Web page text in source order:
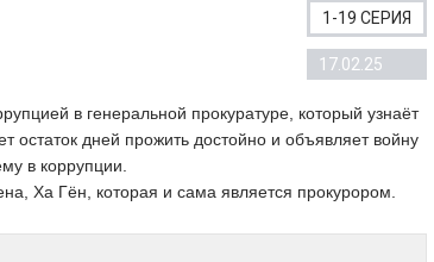
1-19 СЕРИЯ
17.02.25
в генеральной прокуратуре, который узнаёт
остаток дней прожить достойно и объявляет войну
в коррупции.
Ха Гён, которая и сама является прокурором.